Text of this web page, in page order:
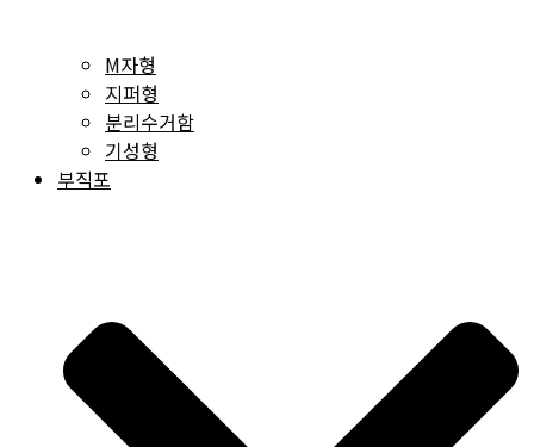
M자형
지퍼형
분리수거함
기성형
부직포